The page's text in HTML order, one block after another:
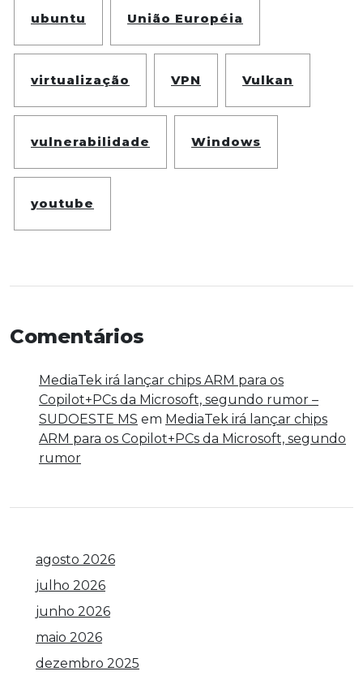
ubuntu União Européia
virtualização VPN Vulkan
vulnerabilidade Windows
youtube
Comentários
MediaTek irá lançar chips ARM para os
Copilot+PCs da Microsoft, segundo rumor –
SUDOESTE MS em MediaTek irá lançar chips
ARM para os Copilot+PCs da Microsoft, segundo
rumor
agosto 2026
julho 2026
junho 2026
maio 2026
dezembro 2025